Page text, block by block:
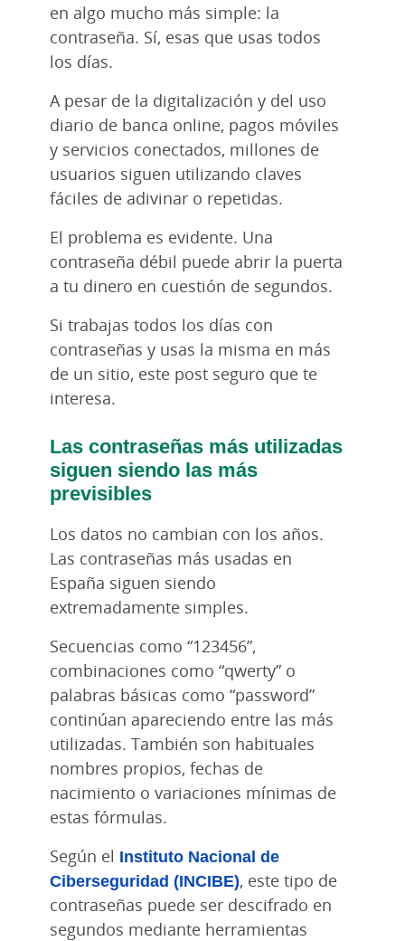
en algo mucho más simple: la
contraseña. Sí, esas que usas todos
los días.
A pesar de la digitalización y del uso
diario de banca online, pagos móviles
y servicios conectados, millones de
usuarios siguen utilizando claves
fáciles de adivinar o repetidas.
El problema es evidente. Una
contraseña débil puede abrir la puerta
a tu dinero en cuestión de segundos.
Si trabajas todos los días con
contraseñas y usas la misma en más
de un sitio, este post seguro que te
interesa.
Las contraseñas más utilizadas
siguen siendo las más
previsibles
Los datos no cambian con los años.
Las contraseñas más usadas en
España siguen siendo
extremadamente simples.
Secuencias como “123456”,
combinaciones como “qwerty” o
palabras básicas como “password”
continúan apareciendo entre las más
utilizadas. También son habituales
nombres propios, fechas de
nacimiento o variaciones mínimas de
estas fórmulas.
Según el Instituto Nacional de
Ciberseguridad (INCIBE), este tipo de
contraseñas puede ser descifrado en
segundos mediante herramientas